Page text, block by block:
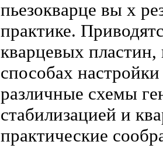
пьезокварце вы х
практике.
кварцевых пластин,
способах
различные схемы
стабилизацией и
практические